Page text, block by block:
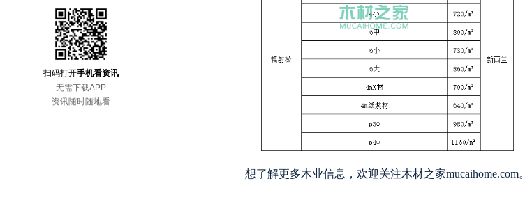
扫码打开手机看资讯
无需下载APP
资讯随时随地看
想了解更多木业信息，欢迎关注木材之家mucaihome.com。